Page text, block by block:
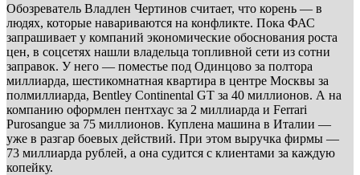
Обозреватель Владлен Чертинов считает, что корень — в
людях, которые навариваются на конфликте. Пока ФАС
запрашивает у компаний экономические обоснования роста
цен, в соцсетях нашли владельца топливной сети из сотни
заправок. У него — поместье под Одинцово за полтора
миллиарда, шестикомнатная квартира в центре Москвы за
полмиллиарда, Bentley Continental GT за 40 миллионов. А на
компанию оформлен пентхаус за 2 миллиарда и Ferrari
Purosangue за 75 миллионов. Куплена машина в Италии —
уже в разгар боевых действий. При этом выручка фирмы —
73 миллиарда рублей, а она судится с клиентами за каждую
копейку.